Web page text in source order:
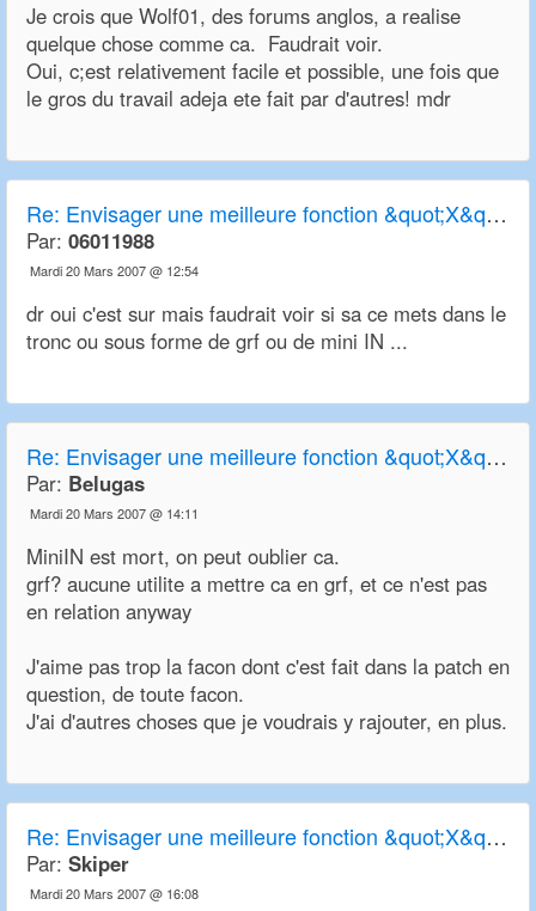
Je crois que Wolf01, des forums anglos, a realise
quelque chose comme ca. Faudrait voir.
Oui, c;est relativement facile et possible, une fois que
le gros du travail adeja ete fait par d'autres! mdr
Re: Envisager une meilleure fonction &quot;X&quot; de transparence
Par: 06011988
Mardi 20 Mars 2007 @ 12:54
dr oui c'est sur mais faudrait voir si sa ce mets dans le
tronc ou sous forme de grf ou de mini IN ...
Re: Envisager une meilleure fonction &quot;X&quot; de transparence
Par: Belugas
Mardi 20 Mars 2007 @ 14:11
MiniIN est mort, on peut oublier ca.
grf? aucune utilite a mettre ca en grf, et ce n'est pas
en relation anyway
J'aime pas trop la facon dont c'est fait dans la patch en
question, de toute facon.
J'ai d'autres choses que je voudrais y rajouter, en plus.
Re: Envisager une meilleure fonction &quot;X&quot; de transparence
Par: Skiper
Mardi 20 Mars 2007 @ 16:08